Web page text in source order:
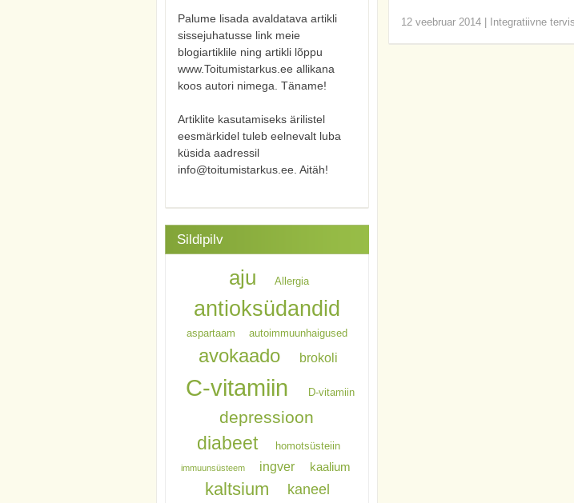
12 veebruar 2014| Integratiivne
Palume lisada avaldatava artikli
sissejuhatusse link meie
blogiartiklile ning artikli lõppu
www.Toitumistarkus.ee allikana
koos autori nimega. Täname!
Artiklite kasutamiseks ärilistel
eesmärkidel tuleb eelnevalt luba
küsida aadressil
info@toitumistarkus.ee. Aitäh!
Sildipilv
aju Allergia
antioksüdandid
aspartaam autoimmuunhaigused
avokaado brokoli
C-vitamiin D-vitamiin
depressioon
diabeet homotsüsteiin
immuunsüsteem ingver kaalium
kaltsium kaneel